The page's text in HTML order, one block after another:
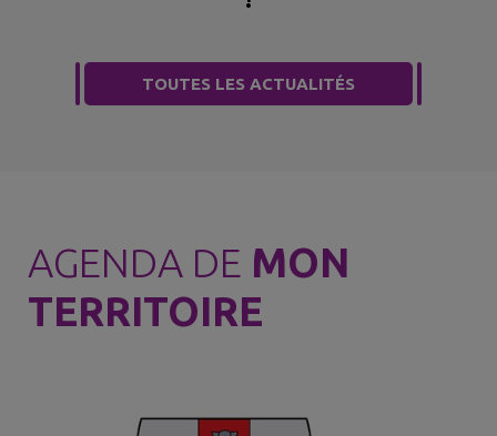
TOUTES LES ACTUALITÉS
AGENDA DE MON
TERRITOIRE